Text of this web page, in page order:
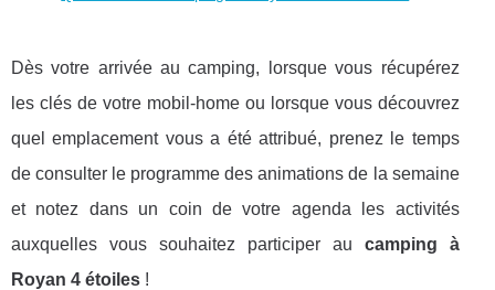
Dès votre arrivée au camping, lorsque vous récupérez
les clés de votre mobil-home ou lorsque vous découvrez
quel emplacement vous a été attribué, prenez le temps
de consulter le programme des animations de la semaine
et notez dans un coin de votre agenda les activités
auxquelles vous souhaitez participer au camping à
Royan 4 étoiles !